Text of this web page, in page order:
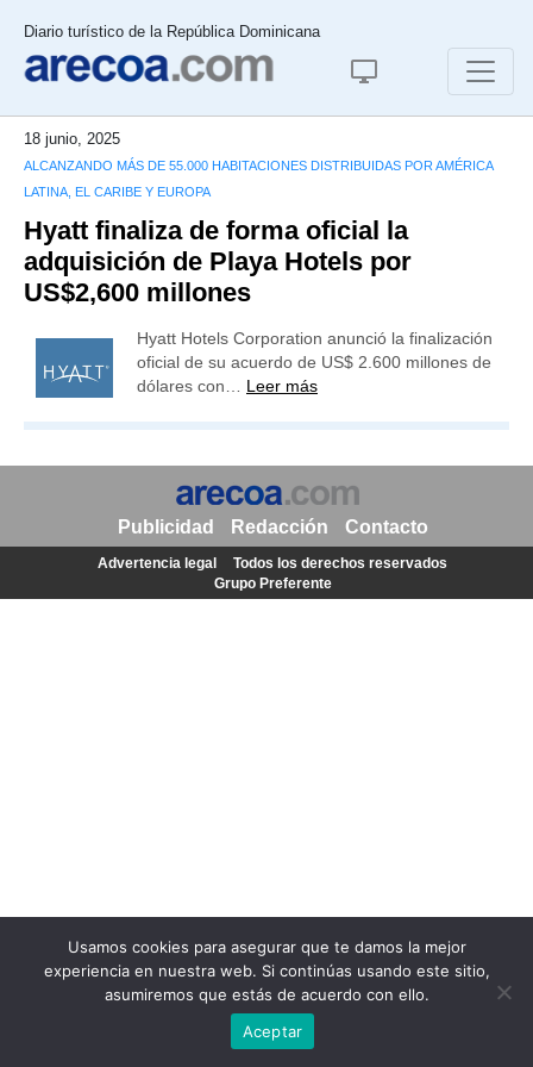
Diario turístico de la República Dominicana
18 junio, 2025
ALCANZANDO MÁS DE 55.000 HABITACIONES DISTRIBUIDAS POR AMÉRICA
LATINA, EL CARIBE Y EUROPA
Hyatt finaliza de forma oficial la
adquisición de Playa Hotels por
US$2,600 millones
Hyatt Hotels Corporation anunció la finalización
oficial de su acuerdo de US$ 2.600 millones de
dólares con… Leer más
Usamos cookies para asegurar que te damos la mejor
experiencia en nuestra web. Si continúas usando este sitio,
asumiremos que estás de acuerdo con ello.
Aceptar
Publicidad Redacción Contacto
Advertencia legal
Todos los derechos reservados
Grupo Preferente